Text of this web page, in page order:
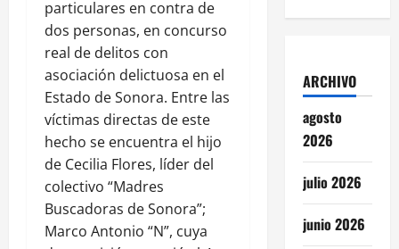
particulares en contra de
dos personas, en concurso
real de delitos con
asociación delictuosa en el
Estado de Sonora. Entre las
víctimas directas de este
hecho se encuentra el hijo
de Cecilia Flores, líder del
colectivo “Madres
Buscadoras de Sonora”;
Marco Antonio “N”, cuya
ARCHIVO
agosto
2026
julio 2026
junio 2026